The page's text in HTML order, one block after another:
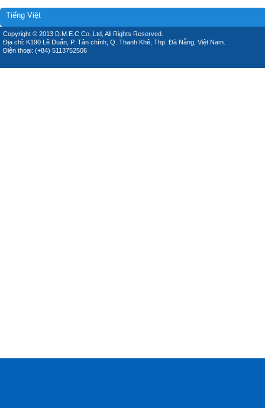
Tiếng Việt
Copyright © 2013 D.M.E.C Co.,Ltd, All Rights Reserved.
Địa chỉ: K190 Lê Duẩn, P. Tân chính, Q. Thanh Khê, Thp. Đà Nẵng, Việt Nam.
Điện thoại: (+84) 5113752506